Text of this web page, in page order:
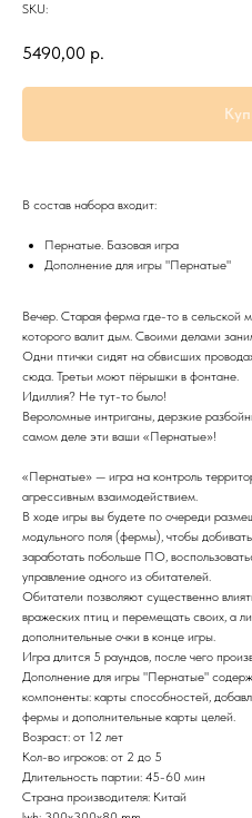
SKU:
5490,00 р.
В состав набора входит:
Пернатые. Базовая игра
Дополнение для игры "Пернатые"
Вечер. Старая ферма где-то в сельской
которого валит дым. Своими делами
Одни птички сидят на обвисших
сюда. Третьи моют пёрышки в фонтане.
Идиллия? Не тут-то было!
Вероломные интриганы, дерзкие
самом деле эти ваши «Пернатые»!
«Пернатые» — игра на контроль
агрессивным взаимодействием.
В ходе игры вы будете по очереди
модульного поля (фермы), чтобы
заработать побольше ПО,
управление одного из обитателей.
Обитатели позволяют существенно
вражеских птиц и перемещать своих, а
дополнительные очки в конце игры.
Игра длится 5 раундов, после чего
Дополнение для игры "Пернатые"
компоненты: карты способностей,
фермы и дополнительные карты целей.
Возраст: от 12 лет
Кол-во игроков: от 2 до 5
Длительность партии: 45-60 мин
Страна производителя: Китай